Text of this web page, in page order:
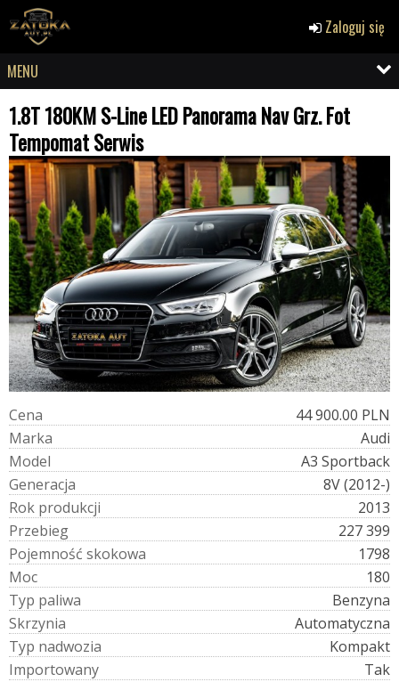
Zaloguj się
MENU
1.8T 180KM S-Line LED Panorama Nav Grz. Fot
Tempomat Serwis
Cena
44 900.00 PLN
Marka
Audi
Model
A3 Sportback
Generacja
8V (2012-)
Rok produkcji
2013
Przebieg
227 399
Pojemność skokowa
1798
Moc
180
Typ paliwa
Benzyna
Skrzynia
Automatyczna
Typ nadwozia
Kompakt
Importowany
Tak